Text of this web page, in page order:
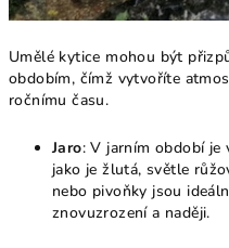
Umělé kytice mohou být
obdobím, čímž vytvoříte
ročnímu času.
Jaro: V jarním období je
jako je žlutá, světle
nebo pivoňky jsou
znovuzrození a naději.